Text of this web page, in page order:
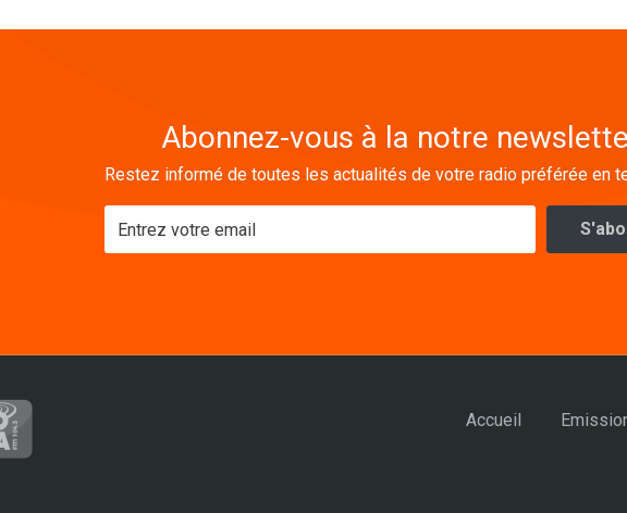
Abonnez-vous à la notre
Restez informé de toutes les actualités de votre radio préférée en
Accueil